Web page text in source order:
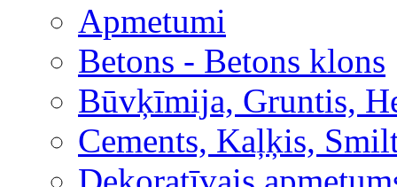
Apmetumi
Betons - Betons klons
Būvķīmija, Gruntis,
Cements, Kaļķis,